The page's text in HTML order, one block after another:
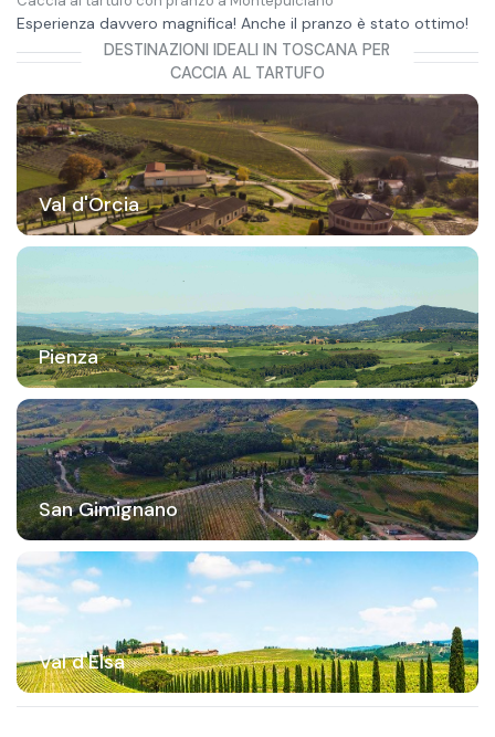
Esperienza davvero magnifica! Anche il pranzo è stato ottimo!
DESTINAZIONI IDEALI IN TOSCANA PER
CACCIA AL TARTUFO
Val d'Orcia
Pienza
San Gimignano
Val d'Elsa